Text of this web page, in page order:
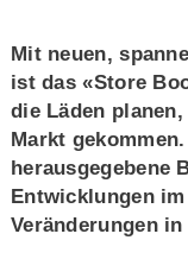
Mit neuen,
ist das «Store
die Läden
Markt
herausgegebene
Entwicklungen
Veränderungen